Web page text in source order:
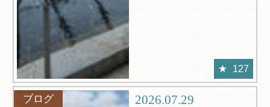
127
ブログ 2026.07.29